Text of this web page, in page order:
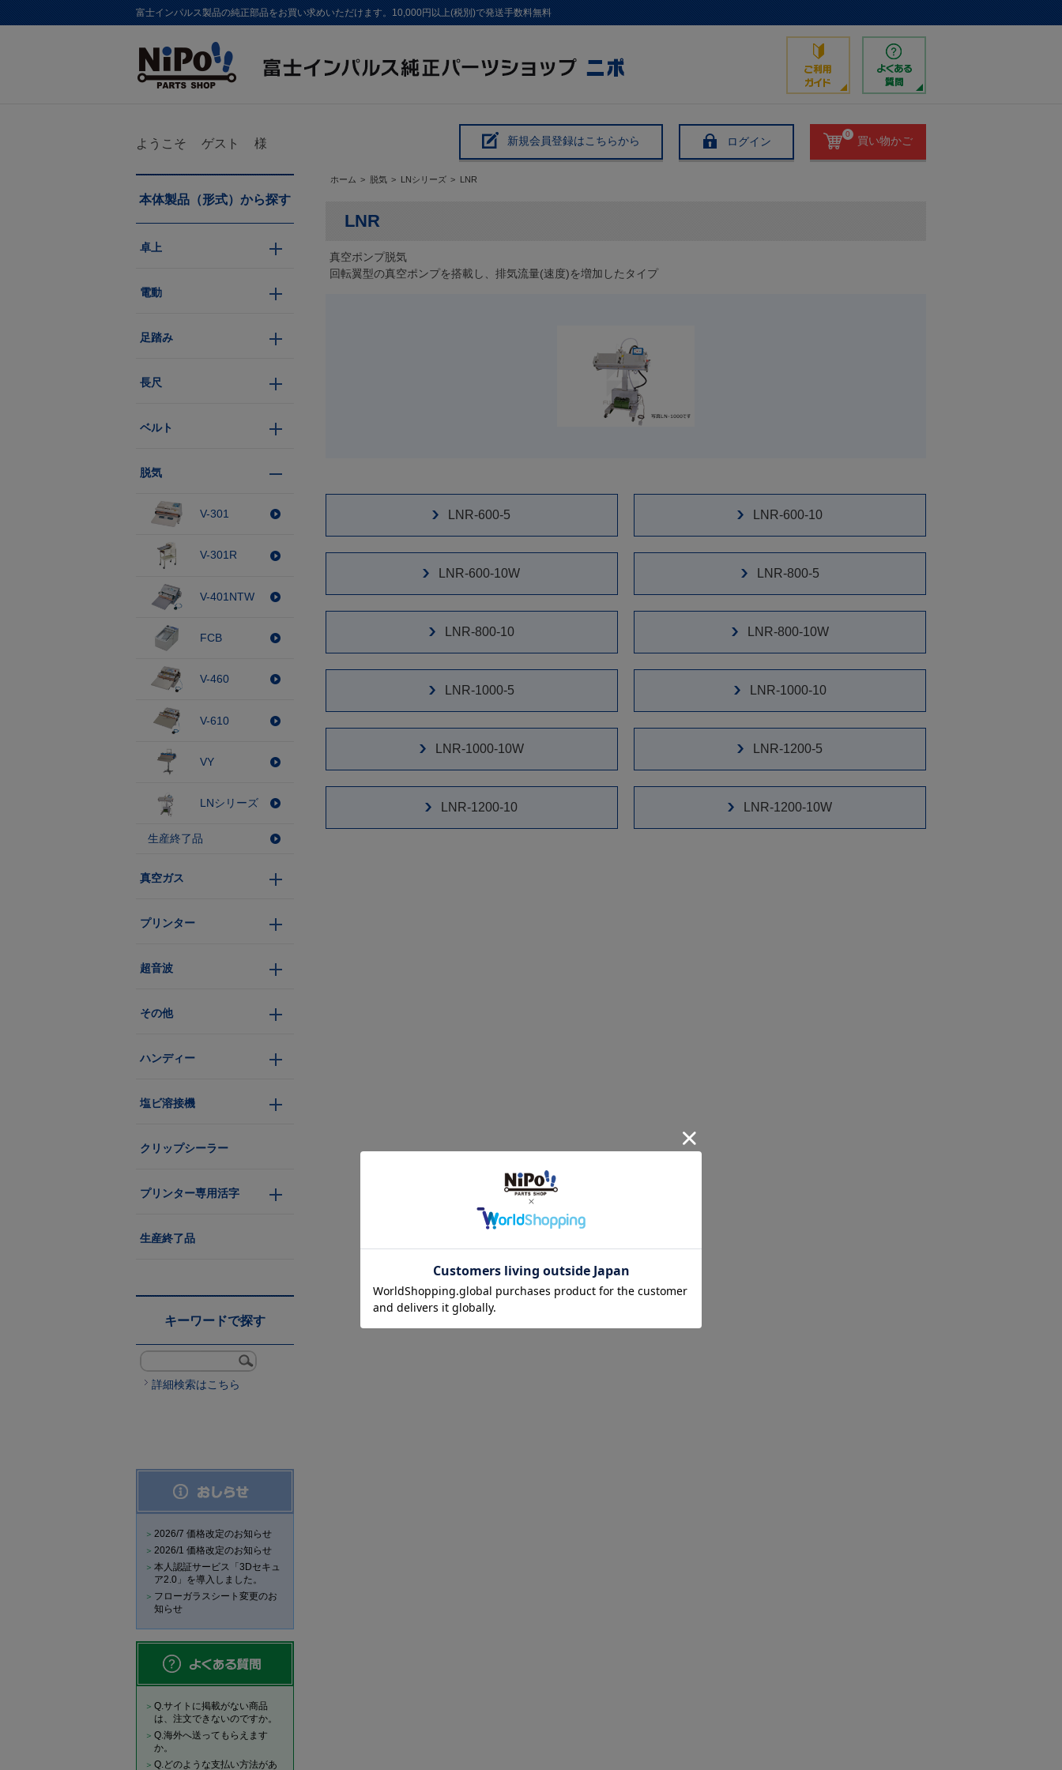
富士インパルス製品の純正部品をお買い求めいただけます。10,000円以上(税別)で発送手数料無料
ようこそ ゲスト 様 新規会員登録はこちらから ログイン
0
買い物かご
ホーム > 脱気 > LNシリーズ > LNR
LNR
真空ポンプ脱気
回転翼型の真空ポンプを搭載し、排気流量(速度)を増加したタイプ
LNR-600-5 LNR-600-10
LNR-600-10W LNR-800-5
LNR-800-10 LNR-800-10W
LNR-1000-5 LNR-1000-10
LNR-1000-10W LNR-1200-5
LNR-1200-10 LNR-1200-10W
本体製品（形式）から探す
卓上
電動
足踏み
長尺
ベルト
脱気
V-301
V-301R
V-401NTW
FCB
V-460
V-610
VY
LNシリーズ
生産終了品
真空ガス
プリンター
超音波
その他
ハンディー
塩ビ溶接機
クリップシーラー
プリンター専用活字
生産終了品
キーワードで探す
詳細検索はこちら
2026/7 価格改定のお知らせ
2026/1 価格改定のお知らせ
本人認証サービス「3Dセキュ
ア2.0」を導入しました。
フローガラスシート変更のお
知らせ
Q.サイトに掲載がない商品
は、注文できないのですか。
Q.海外へ送ってもらえます
か。
Q.どのような支払い方法があ